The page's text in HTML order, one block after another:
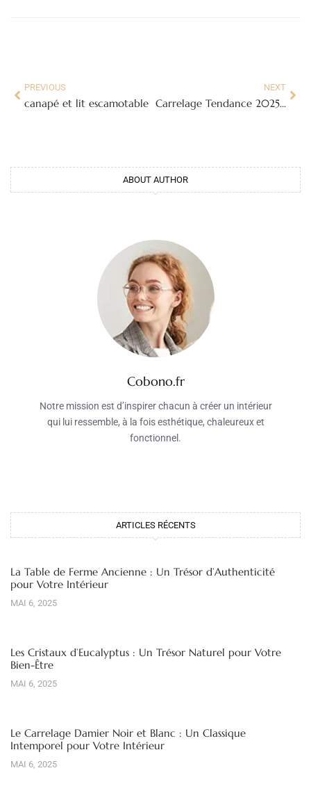
PREVIOUS
canapé et lit escamotable
NEXT
Carrelage Tendance 2025 : Guide Ultime pour un Intérieur Moderne et Élégant
ABOUT AUTHOR
Cobono.fr
Notre mission est d’inspirer chacun à créer un intérieur
qui lui ressemble, à la fois esthétique, chaleureux et
fonctionnel.
ARTICLES RÉCENTS
La Table de Ferme Ancienne : Un Trésor d’Authenticité
pour Votre Intérieur
MAI 6, 2025
Les Cristaux d’Eucalyptus : Un Trésor Naturel pour Votre
Bien-Être
MAI 6, 2025
Le Carrelage Damier Noir et Blanc : Un Classique
Intemporel pour Votre Intérieur
MAI 6, 2025